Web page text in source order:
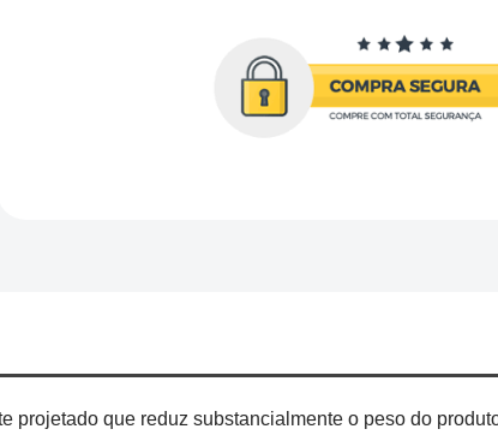
projetado que reduz substancialmente o peso do